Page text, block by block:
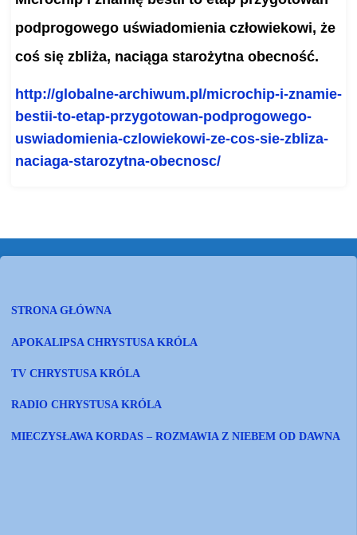
podprogowego uświadomienia człowiekowi, że
coś się zbliża, naciąga starożytna obecność.
http://globalne-archiwum.pl/microchip-i-znamie-
bestii-to-etap-przygotowan-podprogowego-
uswiadomienia-czlowiekowi-ze-cos-sie-zbliza-
naciaga-starozytna-obecnosc/
STRONA GŁÓWNA
APOKALIPSA CHRYSTUSA KRÓLA
TV CHRYSTUSA KRÓLA
RADIO CHRYSTUSA KRÓLA
MIECZYSŁAWA KORDAS – ROZMAWIA Z NIEBEM OD DAWNA